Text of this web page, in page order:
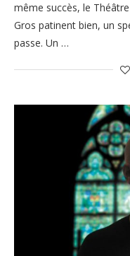
même succès, le
Gros patinent bien, un
passe. Un …